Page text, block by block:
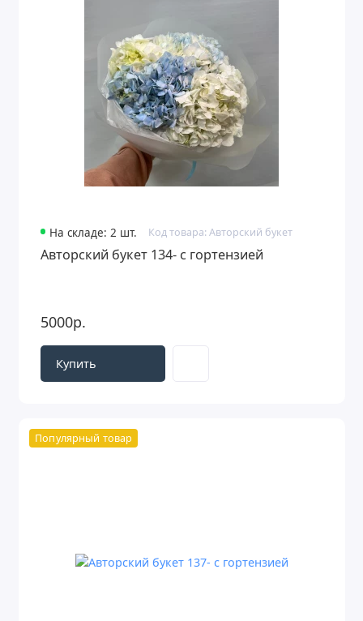
На складе: 2 шт. Код товара: Авторский букет
Авторский букет 134- с гортензией
5000р.
Купить
Популярный товар